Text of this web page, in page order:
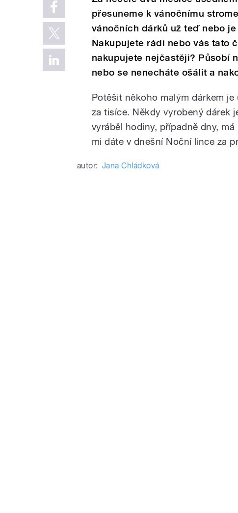
přesuneme k vánočnímu
vánočních dárků už teď nebo
Nakupujete rádi nebo vás tato
nakupujete nejčastěji? Působí
nebo se nenecháte ošálit a
Potěšit někoho malým dárkem
za tisíce. Někdy vyrobený dárek
vyráběl hodiny, případně dny,
mi dáte v dnešní Noční lince za
autor: Jana Chládková